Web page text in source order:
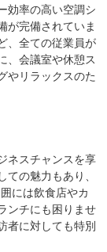
効率の高い空調シ
が完備されていま
、全ての従業員が
、会議室や休憩ス
やリラックスのた
ネスチャンスを享
の魅力もあり、
には飲食店やカ
ンチにも困りませ
者に対しても特別